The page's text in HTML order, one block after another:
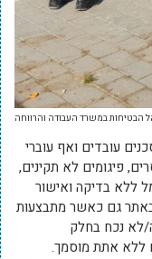
הבטיחות במשרד העבודה והרווחה
עובדים ואף עוברי
פיגומים לא תקינים,
ללא בדיקה ואישור
גם כאשר מתבצעות
לא נכח בחלק
ללא אתת מוסמך.